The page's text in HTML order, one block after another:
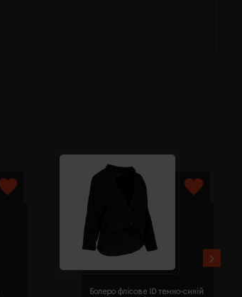
Болеро флісове ID темно-синій